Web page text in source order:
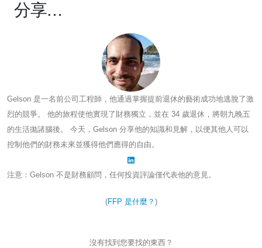
分享…
Gelson 是一名前公司工程師，他通過掌握提前退休的藝術成功地逃脫了激
烈的競爭。 他的旅程使他實現了財務獨立，並在 34 歲退休，將朝九晚五
的生活拋諸腦後。 今天，Gelson 分享他的知識和見解，以便其他人可以
控制他們的財務未來並獲得他們應得的自由。
注意：Gelson 不是財務顧問，任何投資評論僅代表他的意見。
(FFP 是什麼？ )
沒有找到您要找的東西？